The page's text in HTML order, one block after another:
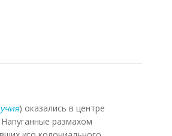
) оказались в центре
размахом